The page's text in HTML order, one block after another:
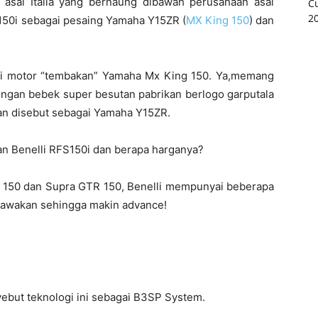
sebagai pesaing Yamaha Y15ZR (MX King 150) dan
“tembakan” Yamaha Mx King 150. Ya,memang
bebek super besutan pabrikan berlogo garputala
disebut sebagai Yamaha Y15ZR.
Benelli RFS150i dan berapa harganya?
dan Supra GTR 150, Benelli mempunyai beberapa
sehingga makin advance!
teknologi ini sebagai B3SP System.